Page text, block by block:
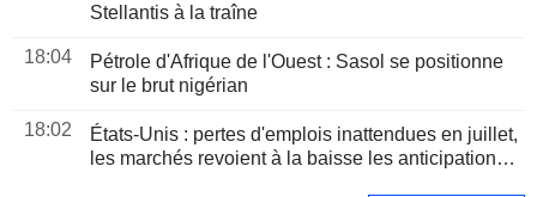
Stellantis à la traîne
18:04
Pétrole d'Afrique de l'Ouest : Sasol se positionne
sur le brut nigérian
18:02
États-Unis : pertes d'emplois inattendues en juillet,
les marchés revoient à la baisse les anticipations